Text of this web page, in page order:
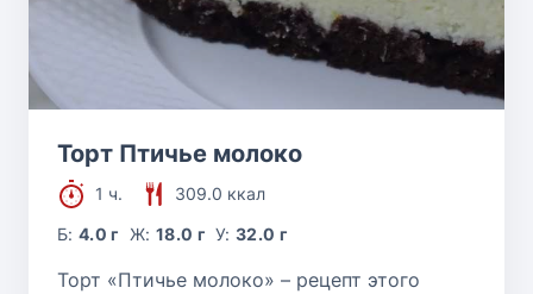
Торт Птичье молоко
1 ч.
309.0 ккал
Б:4.0 г Ж: 18.0 г У:32.0 г
Торт «Птичье молоко» – рецепт этого